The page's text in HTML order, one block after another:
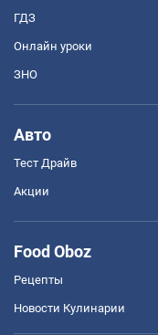
ГДЗ
Онлайн уроки
ЗНО
Авто
Тест Драйв
Акции
Food Oboz
Рецепты
Новости Кулинарии